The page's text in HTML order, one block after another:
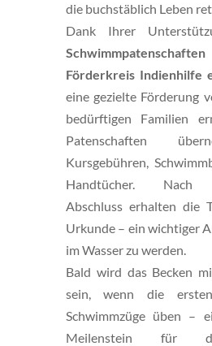
die buchstäblich Leben
Dank Ihrer
Förderkreis Indienhilfe
eine gezielte Förderung
bedürftigen Familien
Patenschaften
Kursgebühren,
Handtücher. Nach
Abschluss erhalten die
Urkunde – ein wichtiger
im Wasser zu werden.
Bald wird das Becken
sein, wenn die
Schwimmzüge üben –
Meilenstein für